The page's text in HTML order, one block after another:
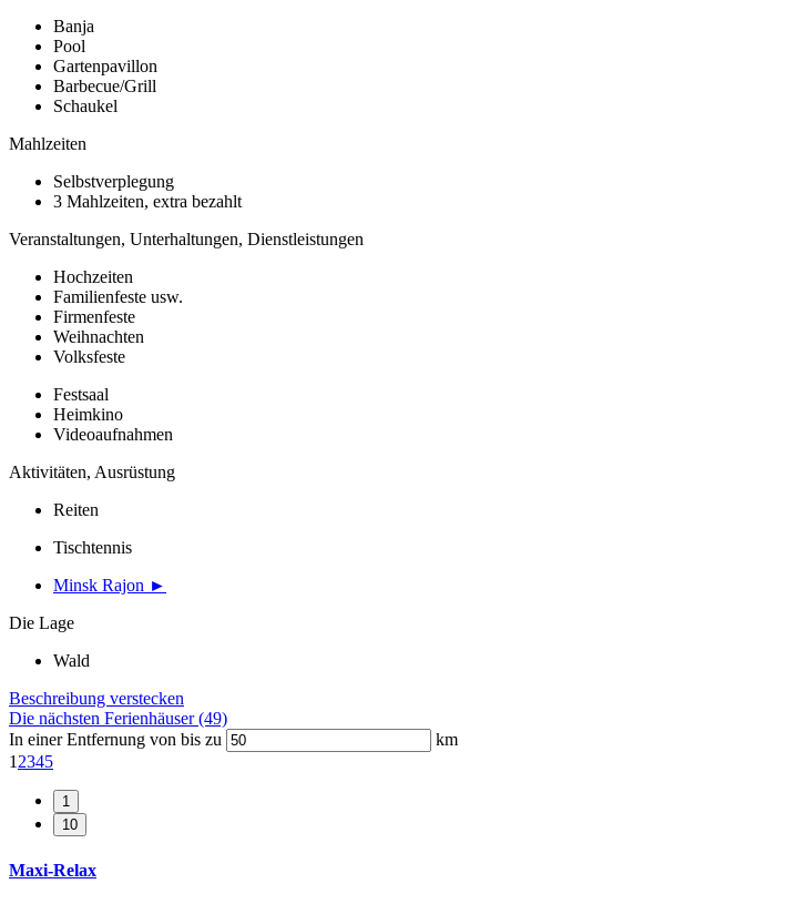
Banja
Pool
Gartenpavillon
Barbecue/Grill
Schaukel
Mahlzeiten
Selbstverplegung
3 Mahlzeiten, extra bezahlt
Veranstaltungen, Unterhaltungen, Dienstleistungen
Hochzeiten
Familienfeste usw.
Firmenfeste
Weihnachten
Volksfeste
Festsaal
Heimkino
Videoaufnahmen
Aktivitäten, Ausrüstung
Reiten
Tischtennis
Minsk Rajon ►
Die Lage
Wald
Beschreibung verstecken
Die nächsten Ferienhäuser (49)
In einer Entfernung von bis zu
km
1 2345
Maxi-Relax